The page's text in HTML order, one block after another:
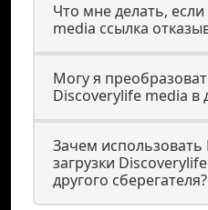
Что мне делать,
media ссылка
Могу я
Discoverylife media в
Зачем использовать
загрузки
другого сберегателя?